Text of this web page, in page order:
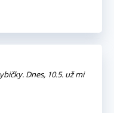
Dnes, 10.5. už mi